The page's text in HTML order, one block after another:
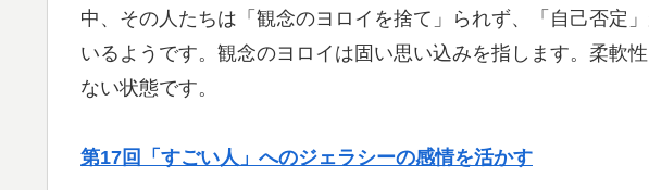
中、その人たちは「観念のヨロイを捨て」られず、「自己否定
いるようです。観念のヨロイは固い思い込みを指します。柔軟
ない状態です。
第17回「すごい人」へのジェラシーの感情を活かす